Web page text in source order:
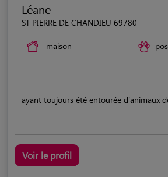
Léane
ST PIERRE DE CHANDIEU 69780
maison
ayant toujours été entourée d'animaux
Voir le profil